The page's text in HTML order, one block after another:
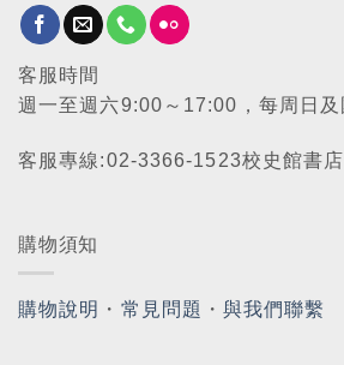
客服時間
週一至週六9:00～17:00，每周日及
客服專線:02-3366-1523校史館書店
購物須知
購物說明 ・ 常見問題 ・與我們聯繫